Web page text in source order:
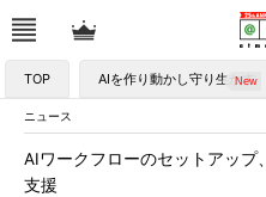
TOP AIを作り動かし守り生かす
ニュース
AIワークフローのセットアップ
支援